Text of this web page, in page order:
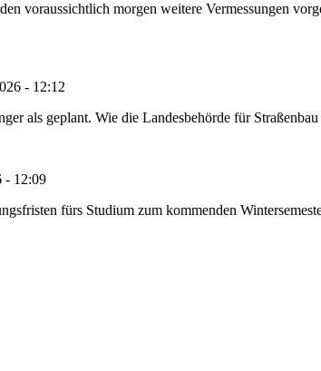
voraussichtlich morgen weitere Vermessungen
- 12:12
als geplant. Wie die Landesbehörde für
- 12:09
fürs Studium zum kommenden